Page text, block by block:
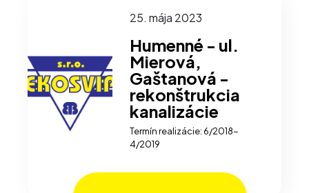
25. mája 2023
Humenné - ul.
Mierová,
Gaštanová -
rekonštrukcia
kanalizácie
Termín realizácie: 6/2018-
4/2019